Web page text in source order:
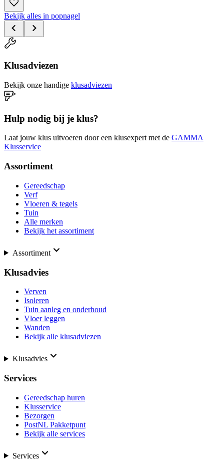
Bekijk alles in popnagel
Klusadviezen
Bekijk onze handige klusadviezen
Hulp nodig bij je klus?
Laat jouw klus uitvoeren door een klusexpert met de GAMMA
Klusservice
Assortiment
Gereedschap
Verf
Vloeren & tegels
Tuin
Alle merken
Bekijk het assortiment
Assortiment
Klusadvies
Verven
Isoleren
Tuin aanleg en onderhoud
Vloer leggen
Wanden
Bekijk alle klusadviezen
Klusadvies
Services
Gereedschap huren
Klusservice
Bezorgen
PostNL Pakketpunt
Bekijk alle services
Services